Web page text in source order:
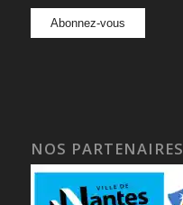
NOS PARTENAIRES